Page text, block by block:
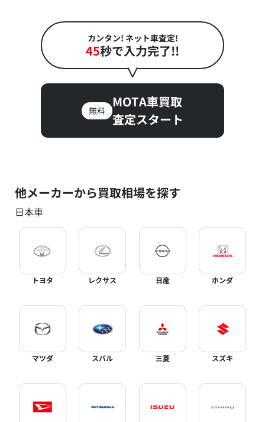
カンタン! ネット車査定!
45秒で入力完了!!
無料
MOTA車買取
査定スタート
他メーカーから買取相場を探す
日本車
トヨタ レクサス 日産 ホンダ
マツダ スバル 三菱 スズキ